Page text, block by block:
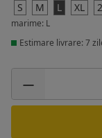
S M L XL
marime: L
Estimare livrare: 7